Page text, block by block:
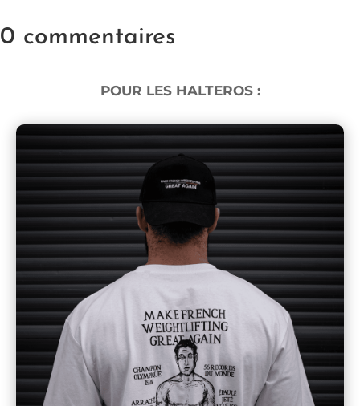
0 commentaires
POUR LES HALTEROS :